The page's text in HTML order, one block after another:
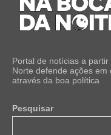
Portal de notícias a
Norte defende ações
através da boa política
Pesquisar